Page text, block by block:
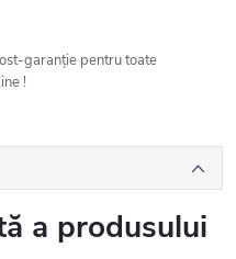
garanție pentru toate
!
a produsului